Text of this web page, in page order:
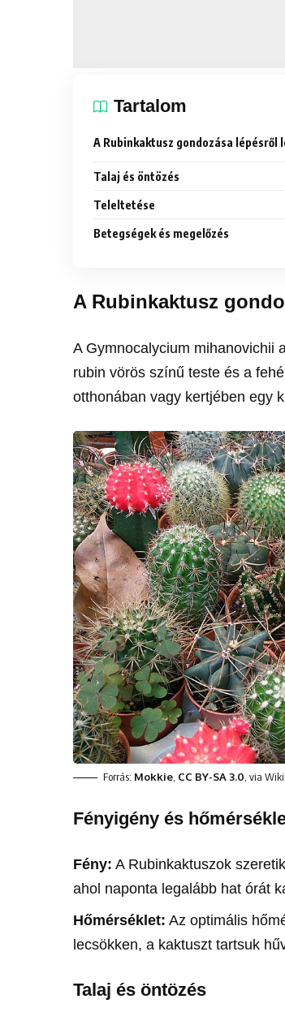
Tartalom
A Rubinkaktusz gondozása lépésről
Talaj és öntözés
Teleltetése
Betegségek és megelőzés
A Rubinkaktusz
A Gymnocalycium mihanovichii
rubin vörös színű teste és a
otthonában vagy kertjében egy
Forrás: Mokkie, CC BY-SA 3.0, via
Fényigény és
Fény: A Rubinkaktuszok
ahol naponta legalább hat órát
Hőmérséklet: Az optimális
lecsökken, a kaktuszt tartsuk
Talaj és öntözés